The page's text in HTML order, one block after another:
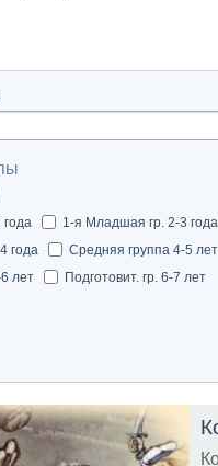
1-я Младшая гр. 2-3 года
года
Средняя группа 4-5 лет
лет
Подготовит. гр. 6-7 лет